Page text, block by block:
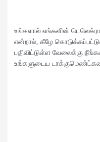
உங்களால் எங்களின்
என்றால், கீழே
பதிவிட்டுள்ள வேலைக்கு
உங்களுடைய